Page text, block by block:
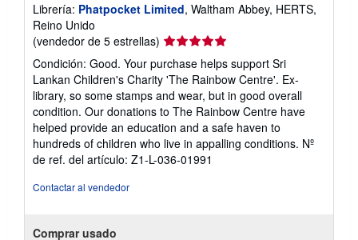
Librería: Phatpocket Limited, Waltham Abbey, HERTS,
Reino Unido
(vendedor de 5 estrellas) Calificación
del
vendedor:
de
5
estrellas
Condición: Good. Your purchase helps support Sri
Lankan Children's Charity 'The Rainbow Centre'. Ex-
library, so some stamps and wear, but in good overall
condition. Our donations to The Rainbow Centre have
helped provide an education and a safe haven to
hundreds of children who live in appalling conditions. Nº
de ref. del artículo: Z1-L-036-01991
Contactar al vendedor
Comprar usado